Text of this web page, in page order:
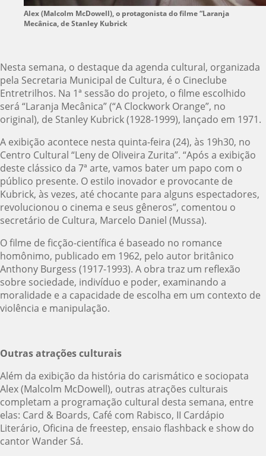
Alex (Malcolm McDowell), o protagonista do filme “Laranja
Mecânica, de Stanley Kubrick
Nesta semana, o destaque da agenda cultural, organizada
pela Secretaria Municipal de Cultura, é o Cineclube
Entretrilhos. Na 1ª sessão do projeto, o filme escolhido
será “Laranja Mecânica” (“A Clockwork Orange”, no
original), de Stanley Kubrick (1928-1999), lançado em 1971.
A exibição acontece nesta quinta-feira (24), às 19h30, no
Centro Cultural “Leny de Oliveira Zurita”. “Após a exibição
deste clássico da 7ª arte, vamos bater um papo com o
público presente. O estilo inovador e provocante de
Kubrick, às vezes, até chocante para alguns espectadores,
revolucionou o cinema e seus gêneros”, comentou o
secretário de Cultura, Marcelo Daniel (Mussa).
O filme de ficção-científica é baseado no romance
homônimo, publicado em 1962, pelo autor britânico
Anthony Burgess (1917-1993). A obra traz um reflexão
sobre sociedade, indivíduo e poder, examinando a
moralidade e a capacidade de escolha em um contexto de
violência e manipulação.
Outras atrações culturais
Além da exibição da história do carismático e sociopata
Alex (Malcolm McDowell), outras atrações culturais
completam a programação cultural desta semana, entre
elas: Card & Boards, Café com Rabisco, II Cardápio
Literário, Oficina de freestep, ensaio flashback e show do
cantor Wander Sá.